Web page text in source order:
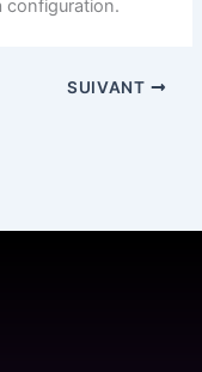
configuration.
SUIVANT